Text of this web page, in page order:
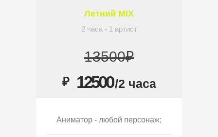
Летний MIX
2 часа - 1 артист
13500₽
₽ 12500/2 часа
Аниматор - любой персонаж;